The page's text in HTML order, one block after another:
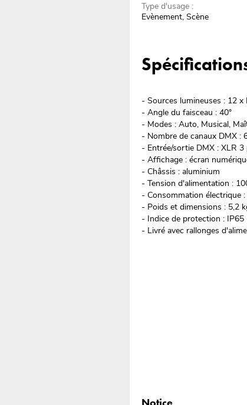
Type d'usage :
Evènement, Scène
- Sources lumineuses : 12
- Angle du faisceau : 40°
- Modes : Auto, Musical,
- Nombre de canaux DMX :
- Entrée/sortie DMX : XLR 3
- Affichage : écran
- Châssis : aluminium
- Tension d'alimentation :
- Consommation électrique
- Poids et dimensions : 5,2
- Indice de protection : IP65
- Livré avec rallonges
Notice